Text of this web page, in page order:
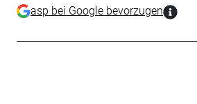
asp bei Google bevorzugen